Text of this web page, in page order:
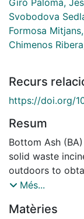
Svobodova
Formosa
Chimenos
Recurs
https://doi.org/
Resum
Bottom Ash
solid waste
outdoors to
whose main
aim of this work
Més...
Matèries